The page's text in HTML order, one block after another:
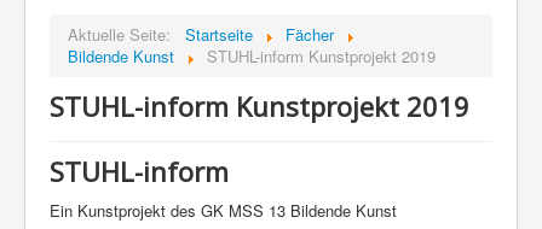
Unsere Schule
Termine
Eltern
Aktuelle Seite: Startseite
Fächer
Bildende Kunst
STUHL-inform Kunstprojekt 2019
STUHL-inform Kunstprojekt 2019
STUHL-inform
Ein Kunstprojekt des GK MSS 13 Bildende Kunst